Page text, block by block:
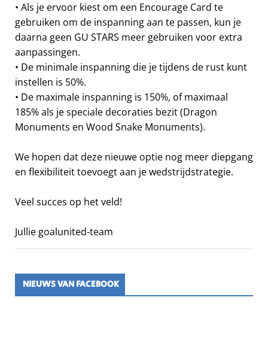
• Als je ervoor kiest om een Encourage Card te
gebruiken om de inspanning aan te passen, kun je
daarna geen GU STARS meer gebruiken voor extra
aanpassingen.
• De minimale inspanning die je tijdens de rust kunt
instellen is 50%.
• De maximale inspanning is 150%, of maximaal
185% als je speciale decoraties bezit (Dragon
Monuments en Wood Snake Monuments).
We hopen dat deze nieuwe optie nog meer diepgang
en flexibiliteit toevoegt aan je wedstrijdstrategie.
Veel succes op het veld!
Jullie goalunited-team
NIEUWS VAN FACEBOOK